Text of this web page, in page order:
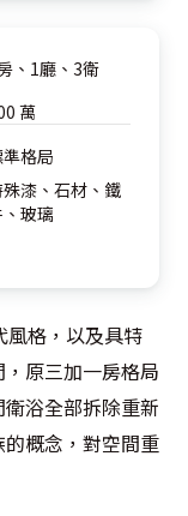
、1廳、3衛
萬
格局
漆、石材、鐵
玻璃
風格，以及具特
原三加一房格局
浴全部拆除重新
概念，對空間重